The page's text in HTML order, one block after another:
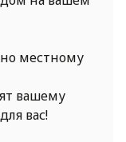
местному
вашему
вас!